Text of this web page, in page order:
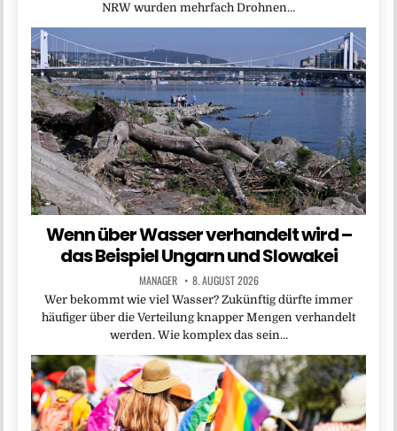
NRW wurden mehrfach Drohnen…
Wenn über Wasser verhandelt wird –
das Beispiel Ungarn und Slowakei
MANAGER 8. AUGUST 2026
Wer bekommt wie viel Wasser? Zukünftig dürfte immer
häufiger über die Verteilung knapper Mengen verhandelt
werden. Wie komplex das sein…